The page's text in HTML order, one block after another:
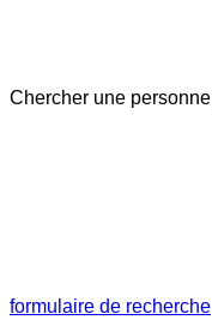
Chercher une personne
formulaire de recherche